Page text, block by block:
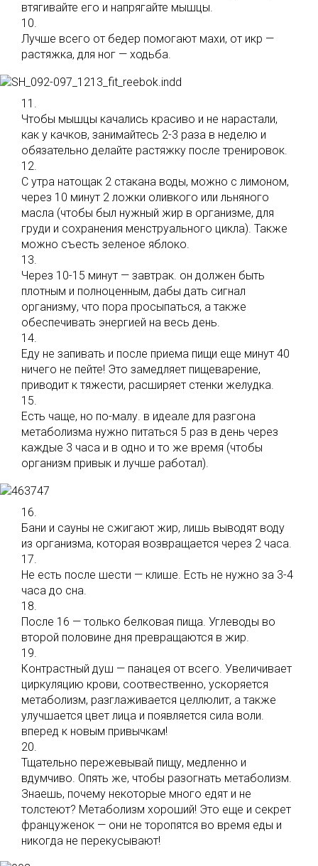
втягивайте его и напрягайте мышцы.
10.
Лучше всего от бедер помогают махи, от икр —
растяжка, для ног — ходьба.
11.
Чтобы мышцы качались красиво и не нарастали,
как у качков, занимайтесь 2-3 раза в неделю и
обязательно делайте растяжку после тренировок.
12.
С утра натощак 2 стакана воды, можно с лимоном,
через 10 минут 2 ложки оливкого или льняного
масла (чтобы был нужный жир в организме, для
груди и сохранения менструального цикла). Также
можно съесть зеленое яблоко.
13.
Через 10-15 минут — завтрак. он должен быть
плотным и полноценным, дабы дать сигнал
организму, что пора просыпаться, а также
обеспечивать энергией на весь день.
14.
Еду не запивать и после приема пищи еще минут 40
ничего не пейте! Это замедляет пищеварение,
приводит к тяжести, расширяет стенки желудка.
15.
Есть чаще, но по-малу. в идеале для разгона
метаболизма нужно питаться 5 раз в день через
каждые 3 часа и в одно и то же время (чтобы
организм привык и лучше работал).
16.
Бани и сауны не сжигают жир, лишь выводят воду
из организма, которая возвращается через 2 часа.
17.
Не есть после шести — клише. Есть не нужно за 3-4
часа до сна.
18.
После 16 — только белковая пища. Углеводы во
второй половине дня превращаются в жир.
19.
Контрастный душ — панацея от всего. Увеличивает
циркуляцию крови, соотвественно, ускоряется
метаболизм, разглаживается целлюлит, а также
улучшается цвет лица и появляется сила воли.
вперед к новым привычкам!
20.
Тщательно пережевывай пищу, медленно и
вдумчиво. Опять же, чтобы разогнать метаболизм.
Знаешь, почему некоторые много едят и не
толстеют? Метаболизм хороший! Это еще и секрет
француженок — они не торопятся во время еды и
никогда не перекусывают!